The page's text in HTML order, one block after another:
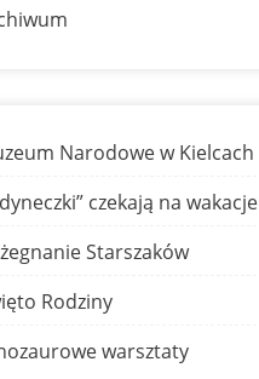
Narodowe w Kielcach
czekają na wakacje
Starszaków
Rodziny
warsztaty